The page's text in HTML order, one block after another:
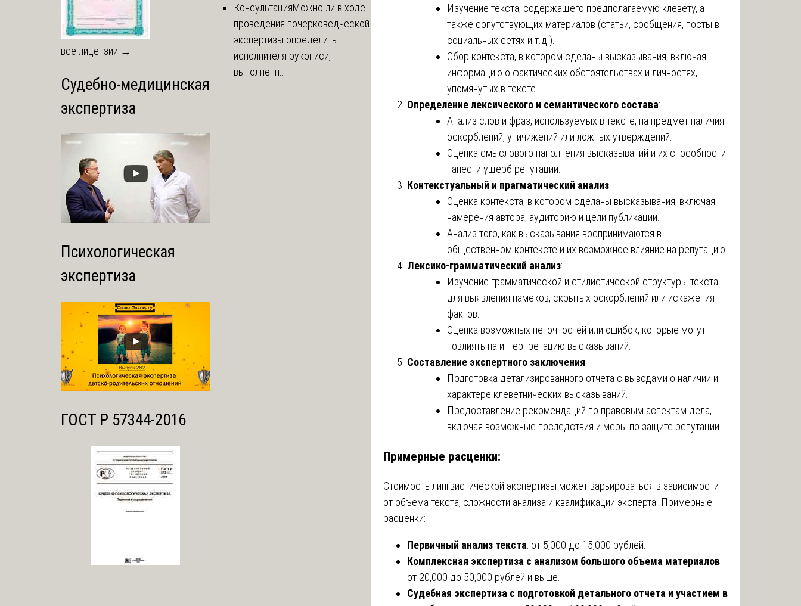
Изучение текста, содержащего предполагаемую клевету, а
также сопутствующих материалов (статьи, сообщения, посты в
социальных сетях и т.д.).
Сбор контекста, в котором сделаны высказывания, включая
информацию о фактических обстоятельствах и личностях,
упомянутых в тексте.
Определение лексического и семантического состава:
Анализ слов и фраз, используемых в тексте, на предмет наличия
оскорблений, уничижений или ложных утверждений.
Оценка смыслового наполнения высказываний и их способности
нанести ущерб репутации.
Контекстуальный и прагматический анализ:
Оценка контекста, в котором сделаны высказывания, включая
намерения автора, аудиторию и цели публикации.
Анализ того, как высказывания воспринимаются в
общественном контексте и их возможное влияние на репутацию.
Лексико-грамматический анализ:
Изучение грамматической и стилистической структуры текста
для выявления намеков, скрытых оскорблений или искажения
фактов.
Оценка возможных неточностей или ошибок, которые могут
повлиять на интерпретацию высказываний.
Составление экспертного заключения:
Подготовка детализированного отчета с выводами о наличии и
характере клеветнических высказываний.
Предоставление рекомендаций по правовым аспектам дела,
включая возможные последствия и меры по защите репутации.
Примерные расценки:
Стоимость лингвистической экспертизы может варьироваться в зависимости
от объема текста, сложности анализа и квалификации эксперта. Примерные
расценки:
Первичный анализ текста: от 5,000 до 15,000 рублей.
Комплексная экспертиза с анализом большого объема материалов:
от 20,000 до 50,000 рублей и выше.
Судебная экспертиза с подготовкой детального отчета и участием в
все лицензии →
Судебно-медицинская
экспертиза
Психологическая
экспертиза
ГОСТ Р 57344-2016
КонсультацияМожно ли в ходе
проведения почерковедческой
экспертизы определить
исполнителя рукописи,
выполненн...